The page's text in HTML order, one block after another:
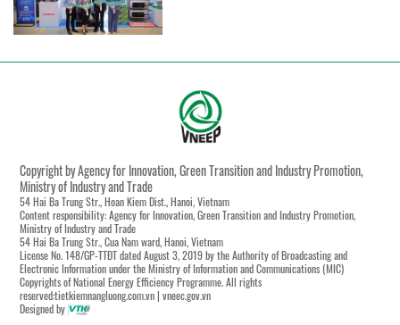
Copyright by Agency for Innovation, Green Transition and Industry Promotion,
Ministry of Industry and Trade
54 Hai Ba Trung Str., Hoan Kiem Dist., Hanoi, Vietnam
Content responsibility: Agency for Innovation, Green Transition and Industry Promotion,
Ministry of Industry and Trade
54 Hai Ba Trung Str., Cua Nam ward, Hanoi, Vietnam
License No. 148/GP-TTĐT dated August 3, 2019 by the Authority of Broadcasting and
Electronic Information under the Ministry of Information and Communications (MIC)
Copyrights of National Energy Efficiency Programme. All rights
reserved:tietkiemnangluong.com.vn | vneec.gov.vn
Designed by